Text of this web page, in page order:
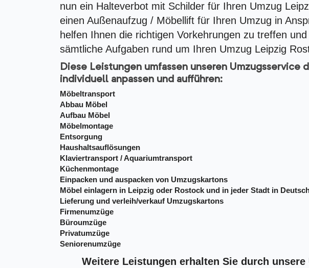
nun ein Halteverbot mit Schilder für Ihren Umzug
einen Außenaufzug / Möbellift für Ihren Umzug in
helfen Ihnen die richtigen Vorkehrungen zu treffen
sämtliche Aufgaben rund um Ihren Umzug Leipzig
Diese Leistungen umfassen unseren Umzugsservice
individuell anpassen und aufführen:
Möbeltransport
Abbau Möbel
Aufbau Möbel
Möbelmontage
Entsorgung
Haushaltsauflösungen
Klaviertransport / Aquariumtransport
Küchenmontage
Einpacken und auspacken von Umzugskartons
Möbel einlagern in Leipzig oder Rostock und in jeder Stadt in
Lieferung und verleih/verkauf Umzugskartons
Firmenumzüge
Büroumzüge
Privatumzüge
Seniorenumzüge
Weitere Leistungen erhalten Sie durch